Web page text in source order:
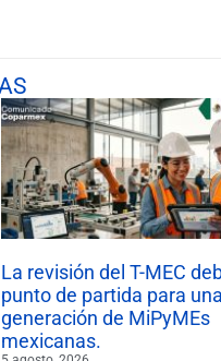
La revisión del T-MEC
punto de partida para
generación de MiPyMEs
mexicanas.